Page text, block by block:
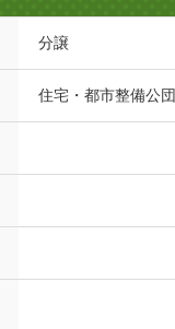
分譲
住宅・都市整備公団